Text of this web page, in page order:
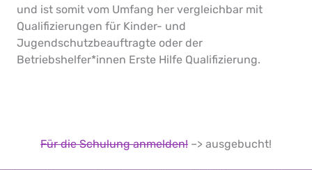
und ist somit vom Umfang her vergleichbar mit
Qualifizierungen für Kinder- und
Jugendschutzbeauftragte oder der
Betriebshelfer*innen Erste Hilfe Qualifizierung.
Für die Schulung anmelden! –> ausgebucht!